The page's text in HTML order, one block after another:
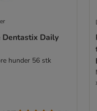
Daily
hunder 56 stk